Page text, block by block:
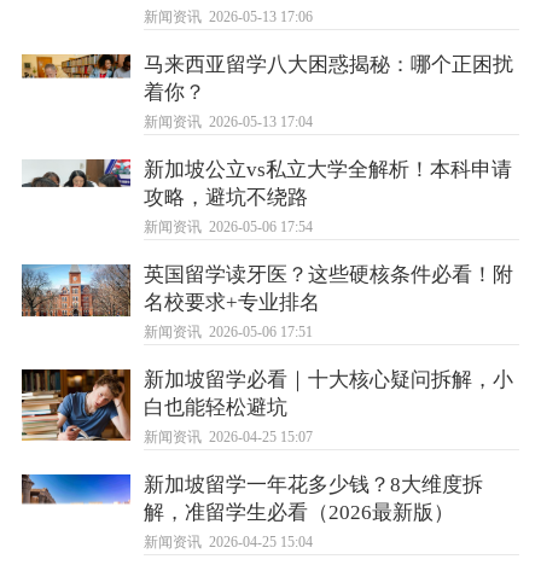
新闻资讯 2026-05-13 17:06
马来西亚留学八大困惑揭秘：哪个正困扰
着你？
新闻资讯 2026-05-13 17:04
新加坡公立vs私立大学全解析！本科申请
攻略，避坑不绕路
新闻资讯 2026-05-06 17:54
英国留学读牙医？这些硬核条件必看！附
名校要求+专业排名
新闻资讯 2026-05-06 17:51
新加坡留学必看｜十大核心疑问拆解，小
白也能轻松避坑
新闻资讯 2026-04-25 15:07
新加坡留学一年花多少钱？8大维度拆
解，准留学生必看（2026最新版）
新闻资讯 2026-04-25 15:04